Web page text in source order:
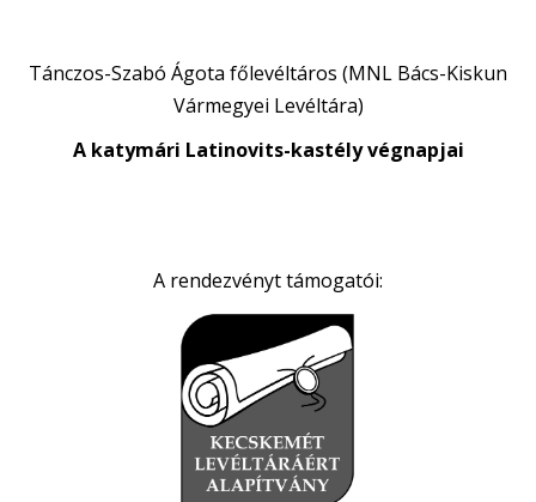
Tánczos-Szabó Ágota főlevéltáros (MNL Bács-Kiskun
Vármegyei Levéltára)
A katymári Latinovits-kastély végnapjai
A rendezvényt támogatói: